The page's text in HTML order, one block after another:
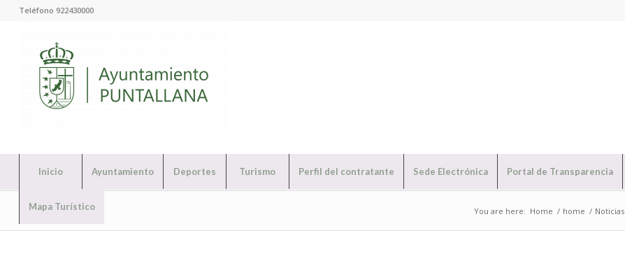
Teléfono 922430000
Inicio Ayuntamiento Deportes Turismo Perfil del contratante Sede Electrónica Portal de Transparencia
Mapa Turístico You are here: Home / home / Noticias